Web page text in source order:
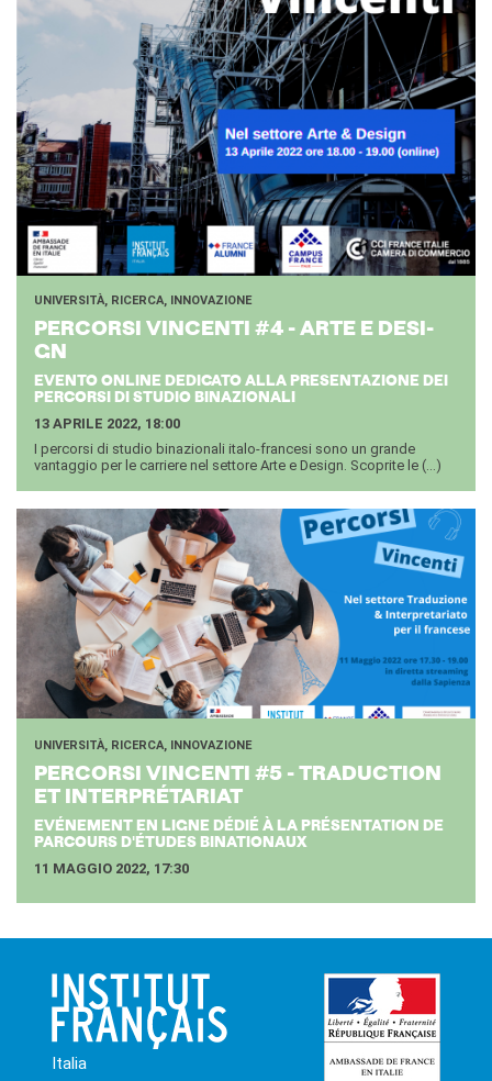
UNIVERSITÀ, RICERCA, INNOVAZIONE
PER­COR­SI VIN­CEN­TI #4 - ARTE E DE­SI­
GN
EVENTO ONLINE DEDICATO ALLA PRESENTAZIONE DEI
PERCORSI DI STUDIO BINAZIONALI
13 APRILE 2022, 18:00
I percorsi di studio binazionali italo-francesi sono un grande
vantaggio per le carriere nel settore Arte e Design. Scoprite le (...)
UNIVERSITÀ, RICERCA, INNOVAZIONE
PER­COR­SI VIN­CEN­TI #5 - TRA­DUC­TION
ET IN­TER­PRÉTA­RIAT
EVÉNEMENT EN LIGNE DÉDIÉ À LA PRÉSENTATION DE
PARCOURS D'ÉTUDES BINATIONAUX
11 MAGGIO 2022, 17:30
Italia